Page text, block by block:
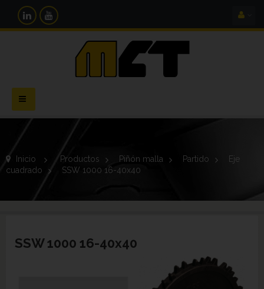
Navegación
Toggle
Inicio > Productos > Piñón malla > Partido >
Eje
cuadrado
> SSW 1000 16-40x40
SSW 1000 16-40x40